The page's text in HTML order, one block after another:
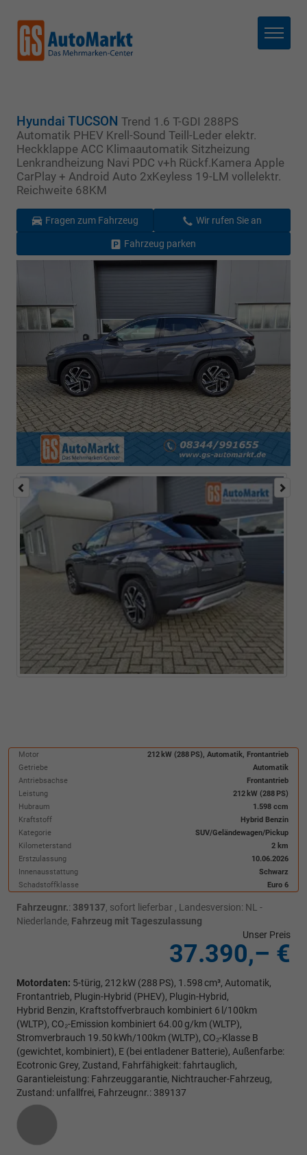
Menü
Hyundai TUCSON Trend 1.6 T-GDI 288PS
Automatik PHEV Krell-Sound Teill-Leder elektr.
Heckklappe ACC Klimaautomatik Sitzheizung
Lenkrandheizung Navi PDC v+h Rückf.Kamera Apple
CarPlay + Android Auto 2xKeyless 19-LM vollelektr.
Reichweite 68KM
Fragen zum Fahrzeug Wir rufen Sie an
Fahrzeug parken
Motor
212 kW (288 PS), Automatik, Frontantrieb
Getriebe
Automatik
Antriebsachse
Frontantrieb
Leistung
212 kW (288 PS)
Hubraum
1.598 ccm
Kraftstoff
Hybrid Benzin
Kategorie
SUV/Geländewagen/Pickup
Kilometerstand
2 km
Erstzulassung
10.06.2026
Innenausstattung
Schwarz
Schadstoffklasse
Euro 6
Fahrzeugnr.: 389137, sofort lieferbar , Landesversion: NL -
Niederlande, Fahrzeug mit Tageszulassung
Unser Preis
37.390,– €
Motordaten: 5-türig, 212 kW (288 PS), 1.598 cm³, Automatik,
Frontantrieb, Plugin-Hybrid (PHEV), Plugin-Hybrid,
Hybrid Benzin, Kraftstoffverbrauch kombiniert 6 l/100km
(WLTP), CO₂-Emission kombiniert 64.00 g/km (WLTP),
Stromverbrauch 19.50 kWh/100km (WLTP), CO₂-Klasse B
(gewichtet, kombiniert), E (bei entladener Batterie), Außenfarbe:
Ecotronic Grey, Zustand, Fahrfähigkeit: fahrtauglich,
Garantieleistung: Fahrzeuggarantie, Nichtraucher-Fahrzeug,
Zustand: unfallfrei, Fahrzeugnr.: 389137